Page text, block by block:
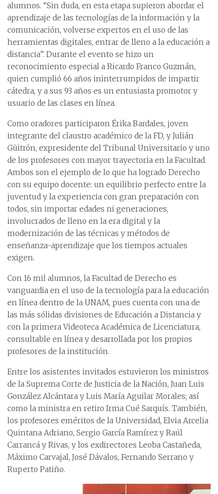
alumnos. “Sin duda, en esta etapa supieron abordar el
aprendizaje de las tecnologías de la información y la
comunicación, volverse expertos en el uso de las
herramientas digitales, entrar de lleno a la educación a
distancia”. Durante el evento se hizo un
reconocimiento especial a Ricardo Franco Guzmán,
quien cumplió 66 años ininterrumpidos de impartir
cátedra, y a sus 93 años es un entusiasta promotor y
usuario de las clases en línea.
Como oradores participaron Érika Bardales, joven
integrante del claustro académico de la FD, y Julián
Güitrón, expresidente del Tribunal Universitario y uno
de los profesores con mayor trayectoria en la Facultad.
Ambos son el ejemplo de lo que ha logrado Derecho
con su equipo docente: un equilibrio perfecto entre la
juventud y la experiencia con gran preparación con
todos, sin importar edades ni generaciones,
involucrados de lleno en la era digital y la
modernización de las técnicas y métodos de
enseñanza-aprendizaje que los tiempos actuales
exigen.
Con 16 mil alumnos, la Facultad de Derecho es
vanguardia en el uso de la tecnología para la educación
en línea dentro de la UNAM, pues cuenta con una de
las más sólidas divisiones de Educación a Distancia y
con la primera Videoteca Académica de Licenciatura,
consultable en línea y desarrollada por los propios
profesores de la institución.
Entre los asistentes invitados estuvieron los ministros
de la Suprema Corte de Justicia de la Nación, Juan Luis
González Alcántara y Luis María Aguilar Morales; así
como la ministra en retiro Irma Cué Sarquís. También,
los profesores eméritos de la Universidad, Elvia Arcelia
Quintana Adriano, Sergio García Ramírez y Raúl
Carrancá y Rivas, y los exdirectores Leoba Castañeda,
Máximo Carvajal, José Dávalos, Fernando Serrano y
Ruperto Patiño.